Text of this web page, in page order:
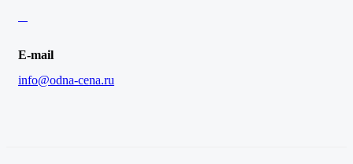
E-mail
info@odna-cena.ru